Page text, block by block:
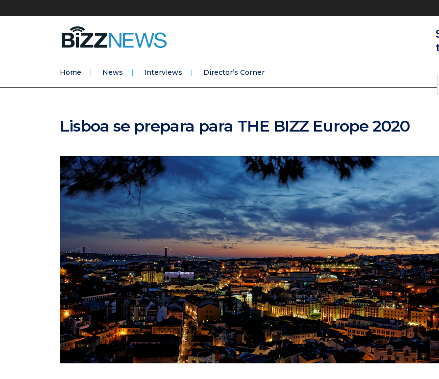
Home News Interviews Director’s Corner
Lisboa se prepara para THE BIZZ Europe 2020